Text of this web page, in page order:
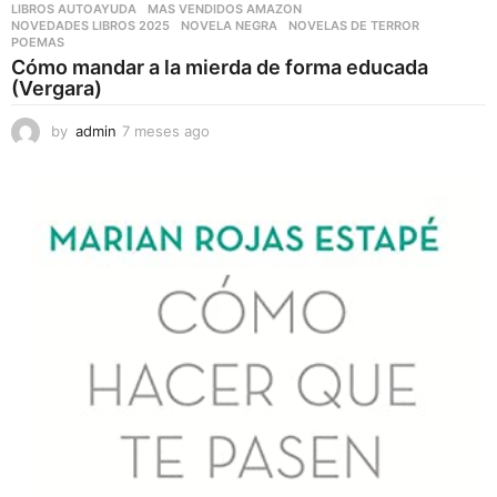
LIBROS AUTOAYUDA
,MAS VENDIDOS AMAZON
NOVEDADES LIBROS 2025
,NOVELA NEGRA ,NOVELAS DE TERROR
POEMAS
Cómo mandar a la mierda de forma educada
(Vergara)
by admin 7 meses ago
s
a
o